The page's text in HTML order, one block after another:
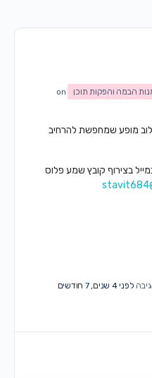
הבמה והפקות תוכן
on
מופע שמחפשת להרחיב
בצירוף קובץ שמע פלוס
לפני 4 שנים, 7 חודשים